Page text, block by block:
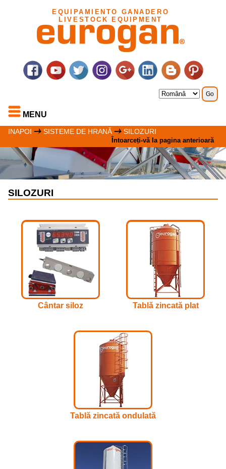
EQUIPAMIENTO GANADERO
LIVESTOCK EQUIPMENT
MENU
INAPOI SISTEME DE HRANĂ SILOZURI
Întoarceți-vă la pagina anterioară
SILOZURI
Cântar siloz Tablă zincată plat
Tablă zincată ondulată